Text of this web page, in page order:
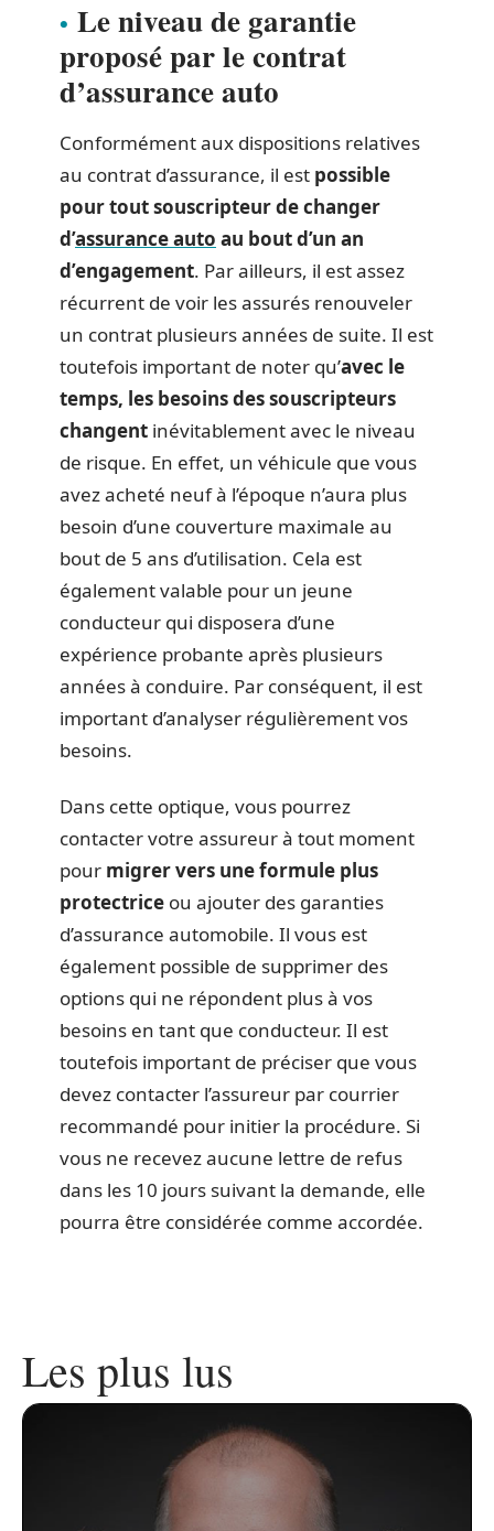
Le niveau de garantie
proposé par le contrat
d’assurance auto
Conformément aux dispositions relatives
au contrat d’assurance, il est possible
pour tout souscripteur de changer
d’assurance auto au bout d’un an
d’engagement. Par ailleurs, il est assez
récurrent de voir les assurés renouveler
un contrat plusieurs années de suite. Il est
toutefois important de noter qu’avec le
temps, les besoins des souscripteurs
changent inévitablement avec le niveau
de risque. En effet, un véhicule que vous
avez acheté neuf à l’époque n’aura plus
besoin d’une couverture maximale au
bout de 5 ans d’utilisation. Cela est
également valable pour un jeune
conducteur qui disposera d’une
expérience probante après plusieurs
années à conduire. Par conséquent, il est
important d’analyser régulièrement vos
besoins.
Dans cette optique, vous pourrez
contacter votre assureur à tout moment
pour migrer vers une formule plus
protectrice ou ajouter des garanties
d’assurance automobile. Il vous est
également possible de supprimer des
options qui ne répondent plus à vos
besoins en tant que conducteur. Il est
toutefois important de préciser que vous
devez contacter l’assureur par courrier
recommandé pour initier la procédure. Si
vous ne recevez aucune lettre de refus
dans les 10 jours suivant la demande, elle
pourra être considérée comme accordée.
Les plus lus